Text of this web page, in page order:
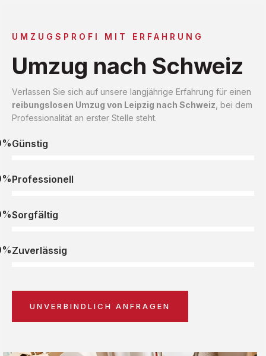
UMZUGSPROFI MIT ERFAHRUNG
Umzug nach Schweiz
Verlassen Sie sich auf unsere langjährige Erfahrung für einen
reibungslosen Umzug von Leipzig nach Schweiz , bei dem
Professionalität an erster Stelle steht.
Günstig
Professionell
Sorgfältig
Zuverlässig
UNVERBINDLICH ANFRAGEN